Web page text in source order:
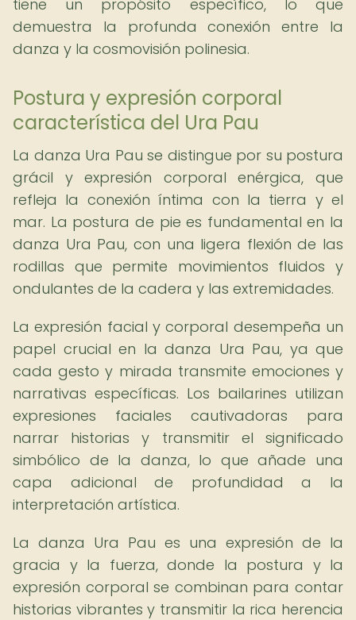
tiene un propósito específico, lo que
demuestra la profunda conexión entre la
danza y la cosmovisión polinesia.
Postura y expresión corporal
característica del Ura Pau
La danza Ura Pau se distingue por su postura
grácil y expresión corporal enérgica, que
refleja la conexión íntima con la tierra y el
mar. La postura de pie es fundamental en la
danza Ura Pau, con una ligera flexión de las
rodillas que permite movimientos fluidos y
ondulantes de la cadera y las extremidades.
La expresión facial y corporal desempeña un
papel crucial en la danza Ura Pau, ya que
cada gesto y mirada transmite emociones y
narrativas específicas. Los bailarines utilizan
expresiones faciales cautivadoras para
narrar historias y transmitir el significado
simbólico de la danza, lo que añade una
capa adicional de profundidad a la
interpretación artística.
La danza Ura Pau es una expresión de la
gracia y la fuerza, donde la postura y la
expresión corporal se combinan para contar
historias vibrantes y transmitir la rica herencia